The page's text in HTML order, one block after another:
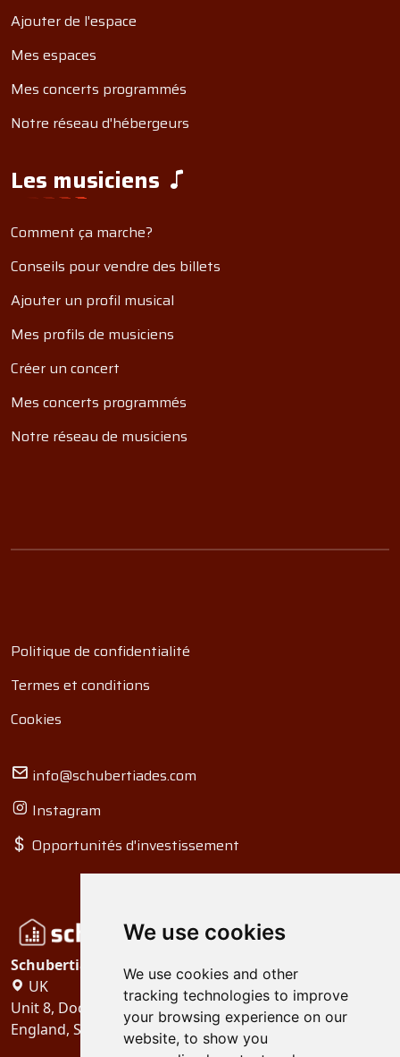
We use cookies
We use cookies and other
tracking technologies to improve
your browsing experience on our
website, to show you
Ajouter de l'espace
Mes espaces
Mes concerts programmés
Notre réseau d'hébergeurs
Les musiciens
Comment ça marche?
Conseils pour vendre des billets
Ajouter un profil musical
Mes profils de musiciens
Créer un concert
Mes concerts programmés
Notre réseau de musiciens
Politique de confidentialité
Termes et conditions
Cookies
info@schubertiades.com
Instagram
Opportunités d'investissement
Schubertiades, Ltd.
UK
Unit 8, Dock Offices, Surrey Quays Road, London
England, SE16 2XU